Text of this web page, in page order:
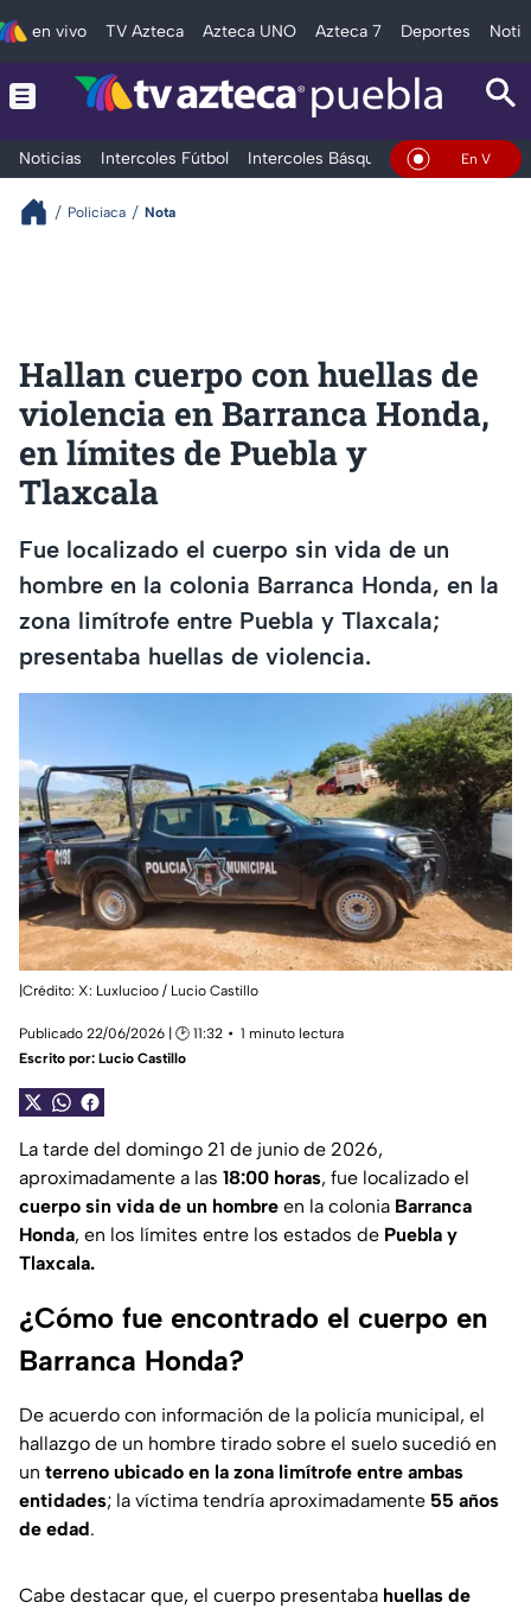
en vivo TV Azteca Azteca UNO Azteca 7 Deportes
Noticias Intercoles Fútbol Intercoles Básquetbol Deportes
En Vivo
Policiaca Nota
Hallan cuerpo con huellas de
violencia en Barranca Honda,
en límites de Puebla y
Tlaxcala
Fue localizado el cuerpo sin vida de un
hombre en la colonia Barranca Honda, en la
zona limítrofe entre Puebla y Tlaxcala;
presentaba huellas de violencia.
|Crédito: X: Luxlucioo / Lucio Castillo
Publicado 22/06/2026 | 🕑 11:32
1 minuto lectura
Escrito por: Lucio Castillo
La tarde del domingo 21 de junio de 2026,
aproximadamente a las 18:00 horas, fue localizado el
cuerpo sin vida de un hombre en la colonia Barranca
Honda, en los límites entre los estados de Puebla y
Tlaxcala.
¿Cómo fue encontrado el cuerpo en
Barranca Honda?
De acuerdo con información de la policía municipal, el
hallazgo de un hombre tirado sobre el suelo sucedió en
un terreno ubicado en la zona limítrofe entre ambas
entidades; la víctima tendría aproximadamente 55 años
de edad.
Cabe destacar que, el cuerpo presentaba huellas de